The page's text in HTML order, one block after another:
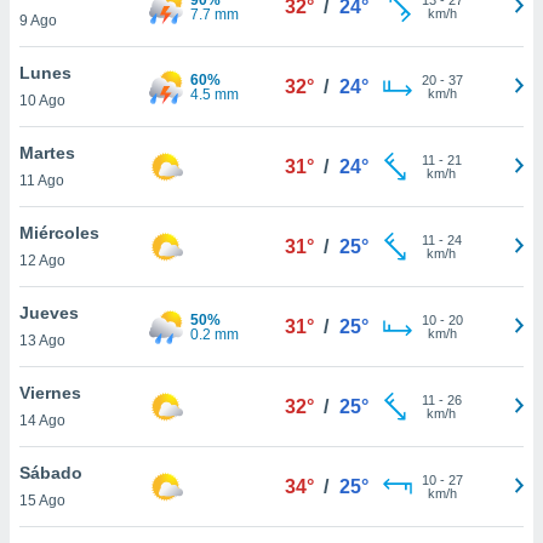
más
nuestra
y
de
disponible
cookies
aceptar
9 Ago
7.7 mm
32° / 24°
km/h
Lunes
10 Ago
60%
4.5 mm
32° / 24° 20- 37
km/h
Martes
11 Ago
31° / 24° 11 - 21
km/h
Miércoles
12 Ago
31° / 25° 11 - 24
km/h
Jueves
13 Ago
50%
0.2 mm
31° / 25° 10- 20
km/h
Viernes
14 Ago
32° / 25° 11 - 26
km/h
Sábado
15 Ago
34° / 25° 10- 27
km/h